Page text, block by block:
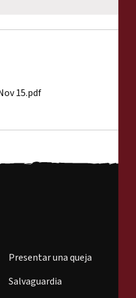
15.pdf
Presentar una queja
Salvaguardia